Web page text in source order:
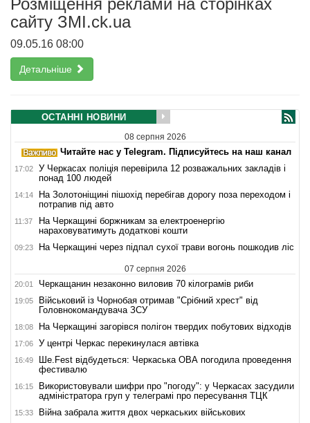
сайту ЗMI.ck.ua
09.05.16 08:00
Детальніше
ОСТАННІ НОВИНИ
08 серпня 2026
Читайте нас у Telegram. Підписуйтесь на наш канал
17:02
У Черкасах поліція перевірила 12 розважальних закладів і
понад 100 людей
14:14
На Золотоніщині пішохід перебігав дорогу поза переходом і
потрапив під авто
11:37
На Черкащині боржникам за електроенергію
нараховуватимуть додаткові кошти
09:23 На Черкащині через підпал сухої трави вогонь пошкодив ліс
07 серпня 2026
20:01 Черкащанин незаконно виловив 70 кілограмів риби
19:05
Військовий із Чорнобая отримав "Срібний хрест" від
Головнокомандувача ЗСУ
18:08 На Черкащині загорівся полігон твердих побутових відходів
17:06 У центрі Черкас перекинулася автівка
16:49
Ше.Fest відбудеться: Черкаська ОВА погодила проведення
фестивалю
16:15
Використовували шифри про "погоду": у Черкасах засудили
адміністратора груп у телеграмі про пересування ТЦК
15:33 Війна забрала життя двох черкаських військових